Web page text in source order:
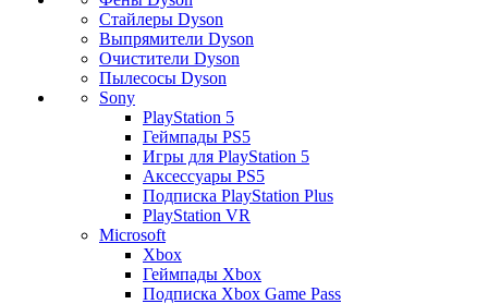
Стайлеры Dyson
Выпрямители Dyson
Очистители Dyson
Пылесосы Dyson
Sony
PlayStation 5
Геймпады PS5
Игры для PlayStation 5
Аксессуары PS5
Подписка PlayStation Plus
PlayStation VR
Microsoft
Xbox
Геймпады Xbox
Подписка Xbox Game Pass